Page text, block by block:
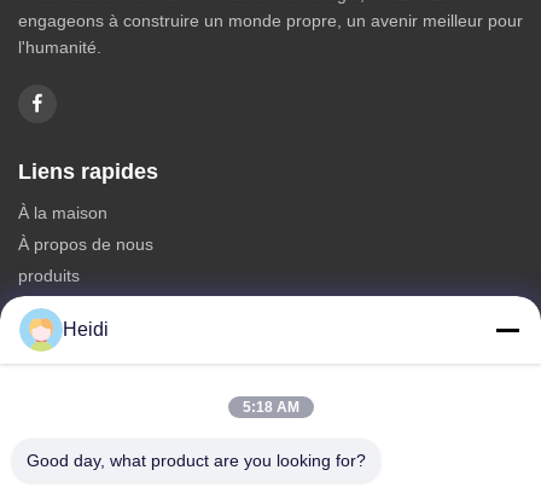
engageons à construire un monde propre, un avenir meilleur pour
l'humanité.
Liens rapides
À la maison
À propos de nous
produits
Nous contacter
Catégories
Fibre discontinue de polyesters
Fibre de polyester à faible fusion
Heidi
5:18 AM
Good day, what product are you looking for?